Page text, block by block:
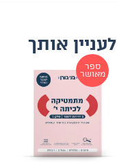
אותך
ספר
מאושר